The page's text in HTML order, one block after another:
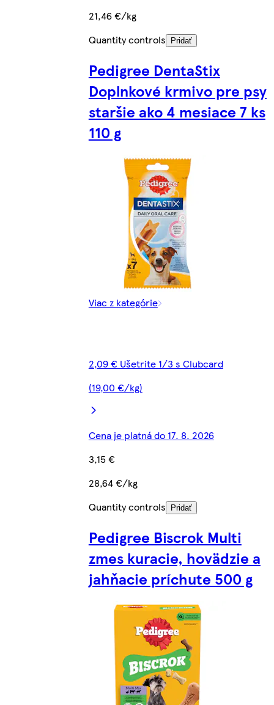
21,46 €/kg
Quantity controls
Pridať
Pedigree DentaStix
Doplnkové krmivo pre psy
staršie ako 4 mesiace 7 ks
110 g
Viac z kategórie
2,09 € Ušetrite 1/3 s Clubcard
(19,00 €/kg)
Cena je platná do 17. 8. 2026
3,15 €
28,64 €/kg
Quantity controls
Pridať
Pedigree Biscrok Multi
zmes kuracie, hovädzie a
jahňacie príchute 500 g